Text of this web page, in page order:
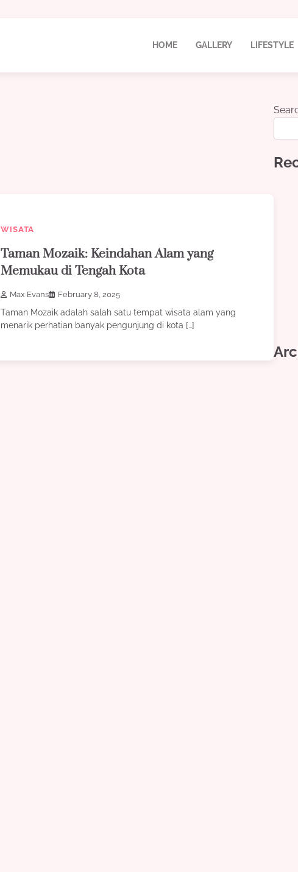
HOME GALLERY LIFESTYLE
WISATA
Taman Mozaik: Keindahan Alam yang
Memukau di Tengah Kota
Max Evans February 8, 2025
Taman Mozaik adalah salah satu tempat wisata alam yang
menarik perhatian banyak pengunjung di kota […]